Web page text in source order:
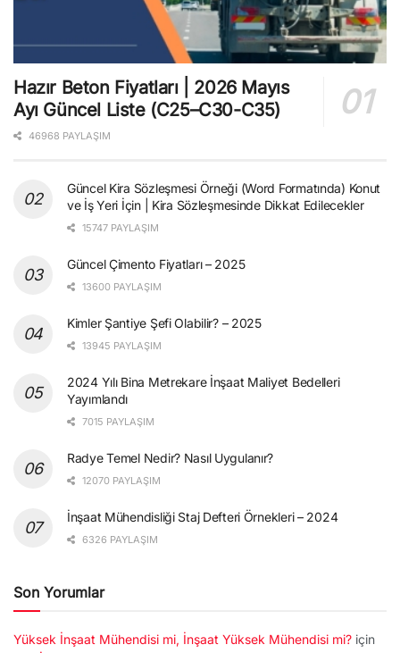
Hazır Beton Fiyatları | 2026 Mayıs
Ayı Güncel Liste (C25–C30-C35)
46968 PAYLAŞIM
Güncel Kira Sözleşmesi Örneği (Word Formatında) Konut
ve İş Yeri İçin | Kira Sözleşmesinde Dikkat Edilecekler
15747 PAYLAŞIM
Güncel Çimento Fiyatları – 2025
13600 PAYLAŞIM
Kimler Şantiye Şefi Olabilir? – 2025
13945 PAYLAŞIM
2024 Yılı Bina Metrekare İnşaat Maliyet Bedelleri
Yayımlandı
7015 PAYLAŞIM
Radye Temel Nedir? Nasıl Uygulanır?
12070 PAYLAŞIM
İnşaat Mühendisliği Staj Defteri Örnekleri – 2024
6326 PAYLAŞIM
Son Yorumlar
Yüksek İnşaat Mühendisi mi, İnşaat Yüksek Mühendisi mi? için